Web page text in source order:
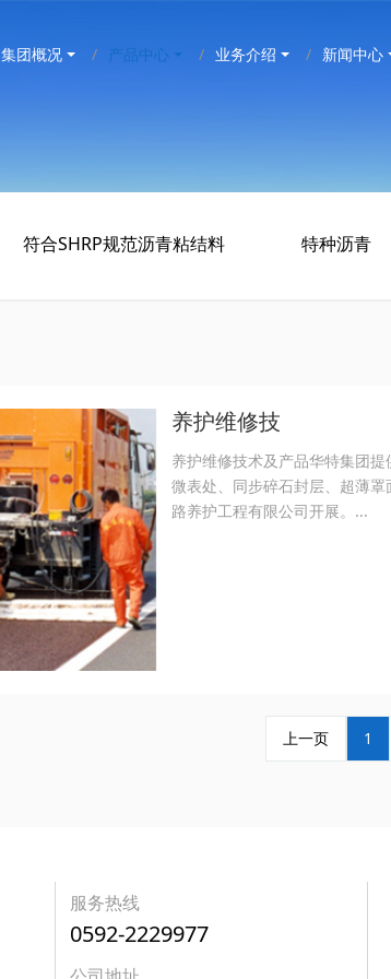
集团概况 产品中心 业务介绍 新闻中心
符合SHRP规范沥青粘结料 特种沥青
养护维修技
养护维修技术及产品华特集团
微表处、同步碎石封层、超薄
路养护工程有限公司开展。...
上一页 1
服务热线
0592-2229977